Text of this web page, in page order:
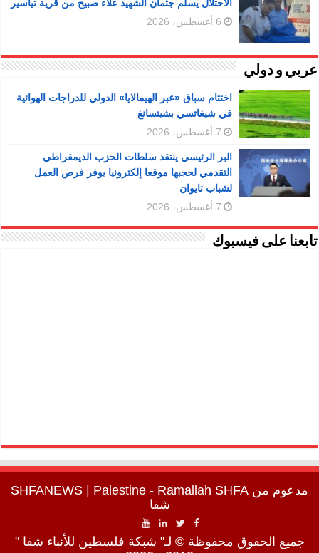
الاحتلال يسلم جثمان الشهيد علاء صبيح من قرية تياسير
6 أغسطس، 2026
عربي و دولي
اختتام سباق «عبر الهيمالايا» الدولي للدراجات الهوائية
في شيغاتسي بشيتسانغ
7 أغسطس، 2026
البر الرئيسي ينتقد سلطات الحزب الديمقراطي
التقدمي لحجبها موقعا إلكترونيا يوفر فرص العمل
لشباب تايوان
7 أغسطس، 2026
تابعنا على فيسبوك
مدعوم من SHFANEWS | Palestine - Ramallah SHFA
شفا
جميع الحقوق محفوظة © لـ" شبكة فلسطين للأنباء شفا "